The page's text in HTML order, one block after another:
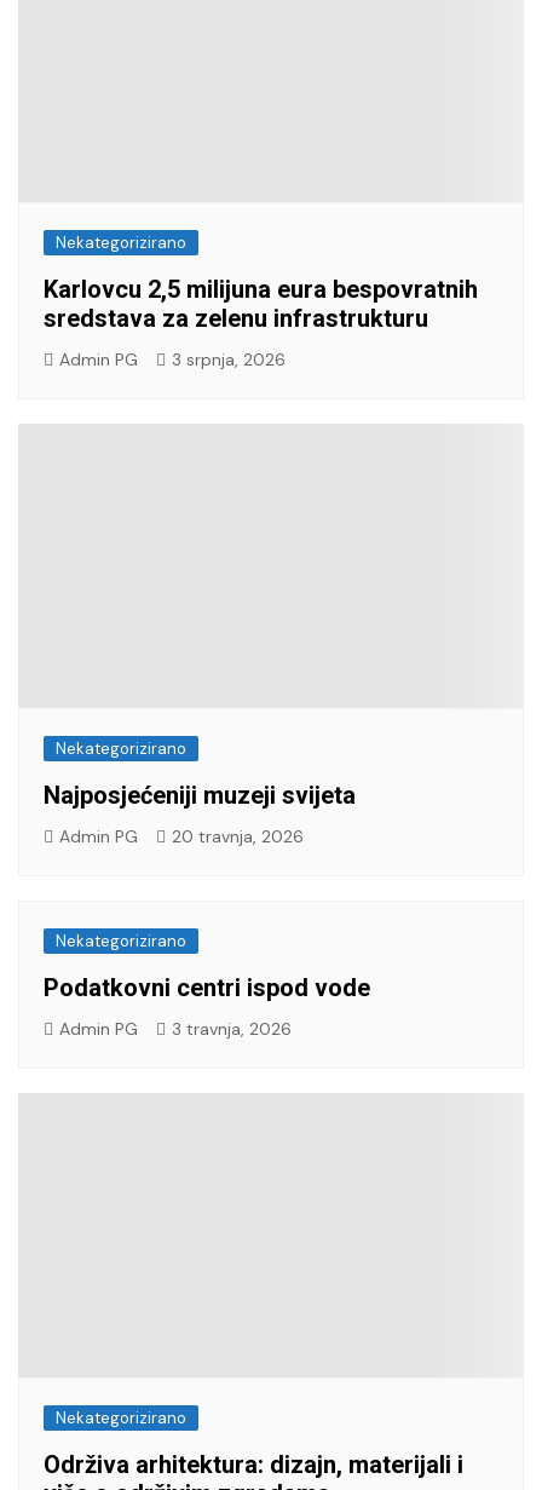
Nekategorizirano
Karlovcu 2,5 milijuna eura bespovratnih
sredstava za zelenu infrastrukturu
Admin PG 3 srpnja, 2026
Nekategorizirano
Najposjećeniji muzeji svijeta
Admin PG 20 travnja, 2026
Nekategorizirano
Podatkovni centri ispod vode
Admin PG 3 travnja, 2026
Nekategorizirano
Održiva arhitektura: dizajn, materijali i